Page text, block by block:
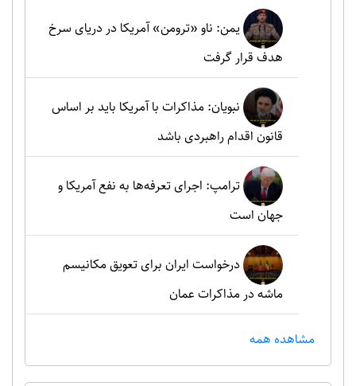
یمن: ناو «ترومن» آمریکا در دریای سرخ
هدف قرار گرفت
نبویان: مذاکرات با آمریکا باید بر اساس
قانون اقدام راهبردی باشد
ترامپ: اجرای تعرفه‌ها به نفع آمریکا و
جهان است
درخواست ایران برای تعویق مکانیسم
ماشه در مذاکرات عمان
مشاهده همه